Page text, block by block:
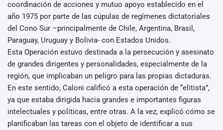
coordinación de acciones y mutuo apoyo establecido en el
año 1975 por parte de las cúpulas de regímenes dictatoriales
del Cono Sur –principalmente de Chile, Argentina, Brasil,
Paraguay, Uruguay y Bolivia- con Estados Unidos.
Esta Operación estuvo destinada a la persecución y asesinato
de grandes dirigentes y personalidades, especialmente de la
región, que implicaban un peligro para las propias dictaduras.
En este sentido, Caloni calificó a esta operación de “elitista”,
ya que estaba dirigida hacia grandes e importantes figuras
intelectuales y políticas, entre otras. A la vez, explicó cómo se
planificaban las tareas con el objeto de identificar a sus